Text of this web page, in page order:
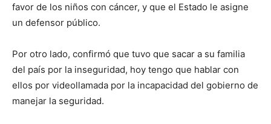
favor de los niños con cáncer, y que el Estado le asigne
un defensor público.
Por otro lado, confirmó que tuvo que sacar a su familia
del país por la inseguridad, hoy tengo que hablar con
ellos por videollamada por la incapacidad del gobierno de
manejar la seguridad.